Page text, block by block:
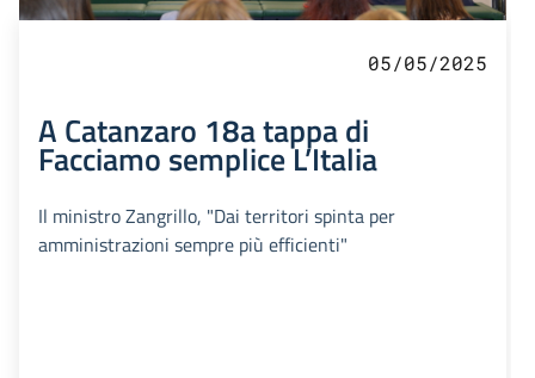
05/05/2025
A Catanzaro 18a tappa di
Facciamo semplice L’Italia
Il ministro Zangrillo, "Dai territori spinta per
amministrazioni sempre più efficienti"